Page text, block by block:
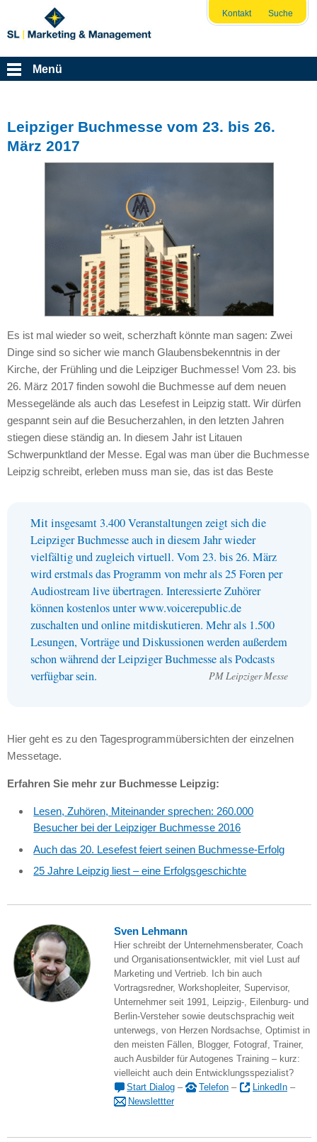
Kontakt Suche
Menü
Leipziger Buchmesse vom 23. bis 26.
März 2017
Es ist mal wieder so weit, scherzhaft könnte man sagen: Zwei
Dinge sind so sicher wie manch Glaubensbekenntnis in der
Kirche, der Frühling und die Leipziger Buchmesse! Vom 23. bis
26. März 2017 finden sowohl die Buchmesse auf dem neuen
Messegelände als auch das Lesefest in Leipzig statt. Wir dürfen
gespannt sein auf die Besucherzahlen, in den letzten Jahren
stiegen diese ständig an. In diesem Jahr ist Litauen
Schwerpunktland der Messe. Egal was man über die Buchmesse
Leipzig schreibt, erleben muss man sie, das ist das Beste
Mit insgesamt 3.400 Veranstaltungen zeigt sich die
Leipziger Buchmesse auch in diesem Jahr wieder
vielfältig und zugleich virtuell. Vom 23. bis 26. März
wird erstmals das Programm von mehr als 25 Foren per
Audiostream live übertragen. Interessierte Zuhörer
können kostenlos unter www.voicerepublic.de
zuschalten und online mitdiskutieren. Mehr als 1.500
Lesungen, Vorträge und Diskussionen werden außerdem
schon während der Leipziger Buchmesse als Podcasts
verfügbar sein.
PM Leipziger Messe
Hier geht es zu den Tagesprogrammübersichten der einzelnen
Messetage.
Erfahren Sie mehr zur Buchmesse Leipzig:
Lesen, Zuhören, Miteinander sprechen: 260.000
Besucher bei der Leipziger Buchmesse 2016
Auch das 20. Lesefest feiert seinen Buchmesse-Erfolg
25 Jahre Leipzig liest – eine Erfolgsgeschichte
Sven Lehmann
Hier schreibt der Unternehmensberater, Coach
und Organisationsentwickler, mit viel Lust auf
Marketing und Vertrieb. Ich bin auch
Vortragsredner, Workshopleiter, Supervisor,
Unternehmer seit 1991, Leipzig-, Eilenburg- und
Berlin-Versteher sowie deutschsprachig weit
unterwegs, von Herzen Nordsachse, Optimist in
den meisten Fällen, Blogger, Fotograf, Trainer,
auch Ausbilder für Autogenes Training – kurz:
vielleicht auch dein Entwicklungsspezialist?
Start Dialog – Telefon – LinkedIn –
Newslettter